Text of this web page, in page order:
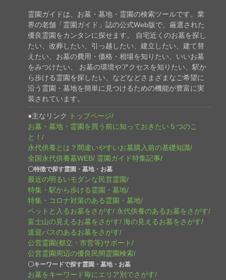
霊園ガイドは、お墓・墓地・霊園の検索ツールです。業
界の老舗「霊園ガイド」誌の公式Web版で、厳選された
優良霊園をカンタンに探せます。 自宅近くのお墓を探し
たい、改葬したい、引っ越したい、建立したい、建て替
えたい、お墓の費用・価格・相場を知りたい、いいお墓
をみつけたい、 お墓の環境やアクセスを知りたい、駅か
ら歩ける霊園を探したい、などなどさまざまなご希望に
沿う霊園・墓地を簡単に見つけるための機能が豊富に実
装されています。
●主なリンク
トップページ
お墓・墓地・霊園を買う前に知っておきたい５つのこ
と！
永代供養とは？間違いやすいお墓購入前の基礎知識
全国永代供養墓WEB 霊園ガイド特集記事
〇特徴で探す霊園・墓地・お墓
最近の明るいモダンな民営霊園
特集・駅から歩ける霊園・墓地
特集・コロナ対策のある霊園・墓地
ペットと入るお墓をさがす
永代供養のあるお墓をさがす
富士山の見えるお墓をさがす 海の見えるお墓をさがす
送迎バスのあるお墓をさがす
公営霊園(都立・市営等)サポート
公営霊園周辺の優良民間霊園検索
〇キーワードで探す霊園・墓地・お墓
お墓をキーワード毎にエリア別でさがす